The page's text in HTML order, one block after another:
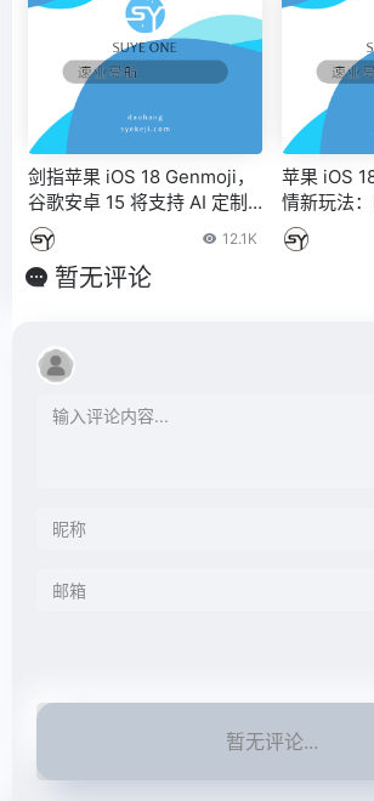
剑指苹果 iOS 18 Genmoji，
谷歌安卓 15 将支持 AI 定制
Emoji：Pixel 9 系列手机独
占
12.1K
苹果 iOS
情新玩法
定制 Emoji
暂无评论
暂无评论...